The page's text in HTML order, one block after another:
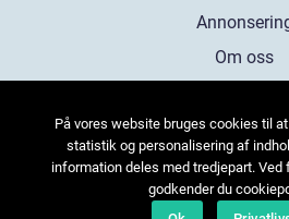
Om oss
Kontakta
Sitemap
På vores website bruges cookies til
statistik og personalisering af
information deles med tredjepart.
godkender du